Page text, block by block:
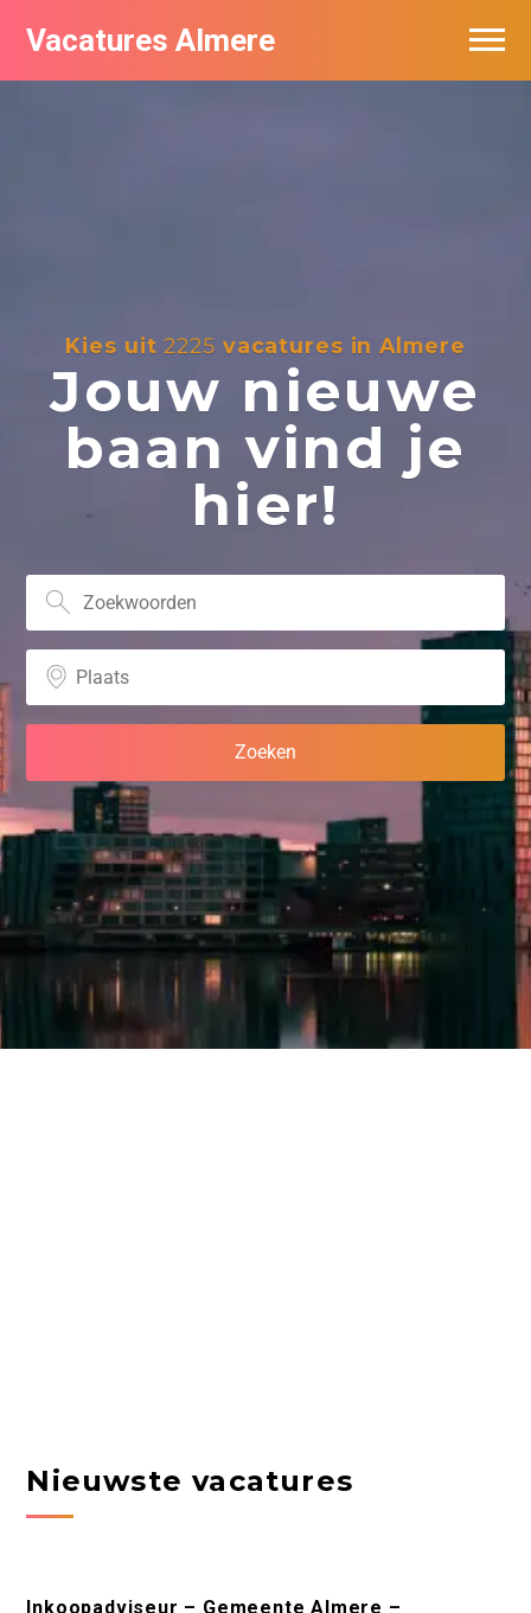
Vacatures Almere
Kies uit2225 vacatures in Almere
Jouw nieuwe
baan vind je
hier!
Nieuwste vacatures
Inkoopadviseur – Gemeente Almere –
Vacatures per bedrijf